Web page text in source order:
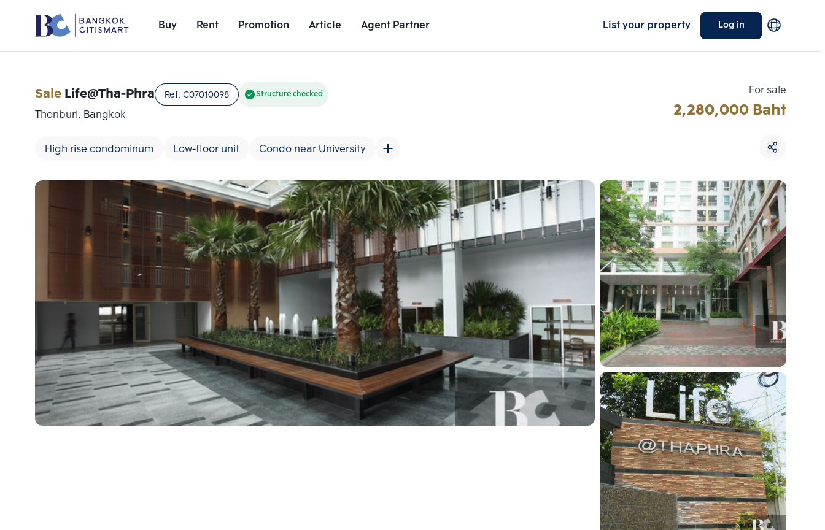
Buy Rent Promotion Article Agent Partner List your property Log in
Unit Details
SaleLife@Tha-Phra Ref: C07010098 Structure checked
Thonburi, Bangkok
High rise condominum Low-floor unit Condo near University
For sale
2,280,000 Baht
Add comparative units
Number 1
Add comparative units
Number 2
Add comparative units
Number 3
Choose comparative unit
Maximum 3 units
Compare
Clear all